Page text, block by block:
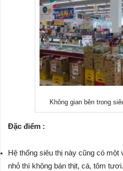
Không gian bên trong
Đặc điểm :
Hệ thống siêu thị này cũng có
nhỏ thì không bán thịt, cá, tôm tươi.